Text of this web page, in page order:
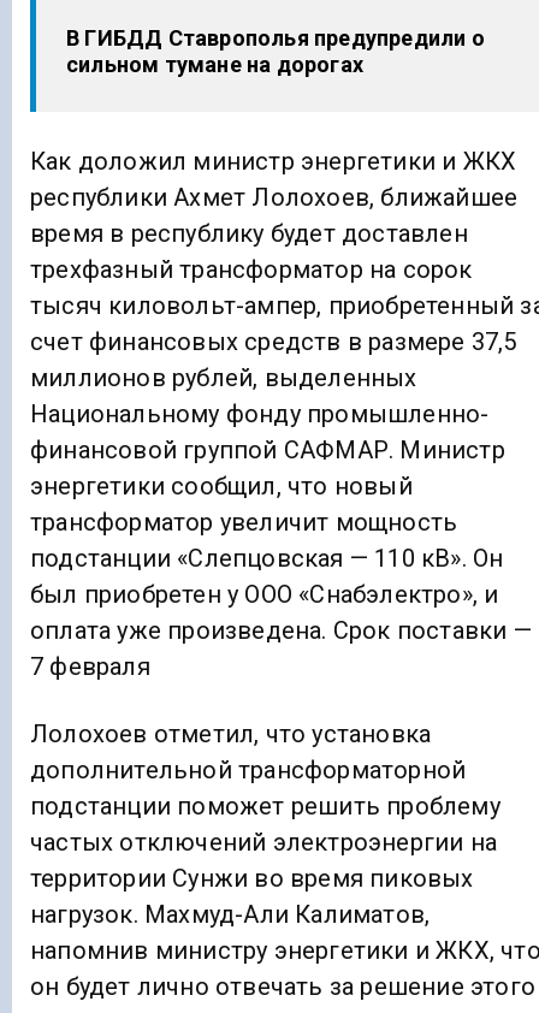
В ГИБДД Ставрополья предупредили о
сильном тумане на дорогах
Как доложил министр энергетики и ЖКХ
республики Ахмет Лолохоев, ближайшее
время в республику будет доставлен
трехфазный трансформатор на сорок
тысяч киловольт-ампер, приобретенный
счет финансовых средств в размере 37,5
миллионов рублей, выделенных
Национальному фонду промышленно-
финансовой группой САФМАР. Министр
энергетики сообщил, что новый
трансформатор увеличит мощность
подстанции «Слепцовская — 110 кВ». Он
был приобретен у ООО «Снабэлектро», и
оплата уже произведена. Срок поставки —
7 февраля
Лолохоев отметил, что установка
дополнительной трансформаторной
подстанции поможет решить проблему
частых отключений электроэнергии на
территории Сунжи во время пиковых
нагрузок. Махмуд-Али Калиматов,
напомнив министру энергетики и ЖКХ,
он будет лично отвечать за решение этого